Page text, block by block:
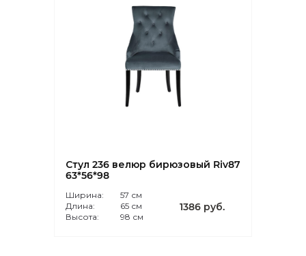
Стул 236 велюр бирюзовый Riv87
63*56*98
Ширина:
57 см
Длина:
65 см
Высота:
98 см
1386 руб.